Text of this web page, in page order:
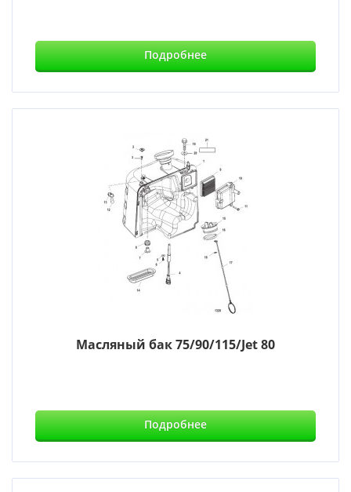
Подробнее
Масляный бак 75/90/115/Jet 80
Подробнее